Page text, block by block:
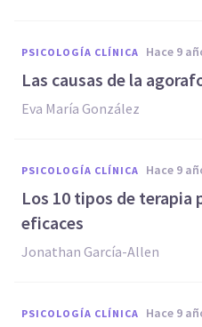
PSICOLOGÍA CLÍNICA hace 9
Las causas de la
Eva María González
PSICOLOGÍA CLÍNICA hace 9
Los 10 tipos de terapia
eficaces
Jonathan García-Allen
PSICOLOGÍA CLÍNICA hace 9